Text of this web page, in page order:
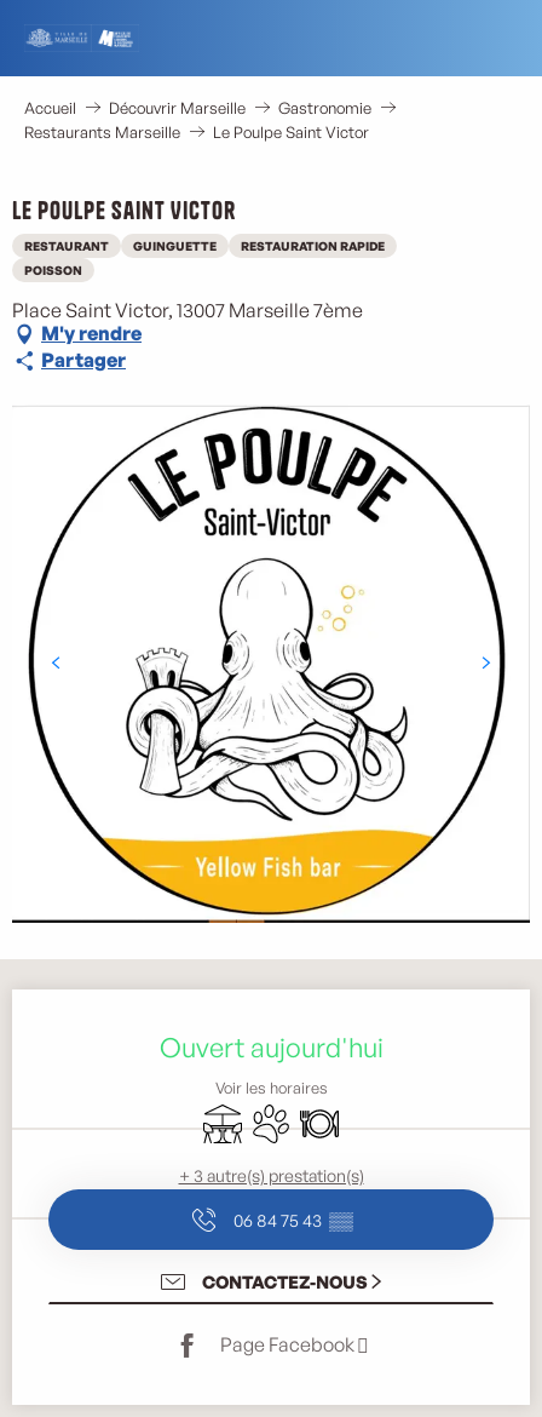
contenu
principal
Accueil Découvrir Marseille
Gastronomie
Restaurants Marseille
Le Poulpe Saint Victor
Le Poulpe Saint Victor
RESTAURANT GUINGUETTE
RESTAURATION RAPIDE
POISSON
Place Saint Victor, 13007 Marseille 7ème
M'y rendre
Partager
Ouvert aujourd'hui
Voir les horaires
TerrasseAnimaux acceptés
Restaurant
+ 3 autre(s) prestation(s)
06 84 75 43 ▒▒
CONTACTEZ-NOUS
Page Facebook